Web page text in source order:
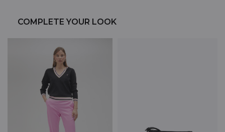
COMPLETE YOUR LOOK